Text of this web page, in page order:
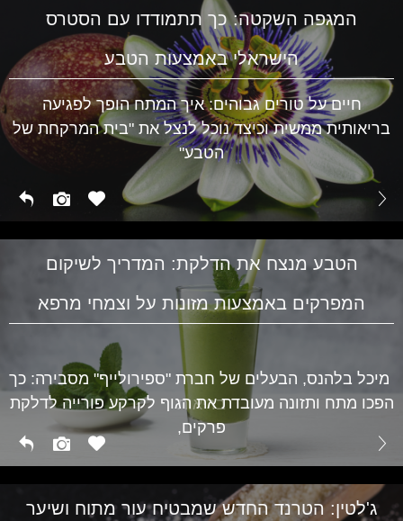
המגפה השקטה: כך תתמודדו עם הסטרס
הישראלי באמצעות הטבע
חיים על טורים גבוהים: איך המתח הופך לפגיעה
בריאותית ממשית וכיצד נוכל לנצל את "בית המרקחת של
הטבע"
הטבע מנצח את הדלקת: המדריך לשיקום
המפרקים באמצעות מזונות על וצמחי מרפא
בריאות
מיכל בלהנס, הבעלים של חברת "ספירולייף" מסבירה: כך
הפכו מתח ותזונה מעובדת את הגוף לקרקע פורייה לדלקת
פרקים,
ג'לטין: הטרנד החדש שמבטיח עור מתוח ושיער